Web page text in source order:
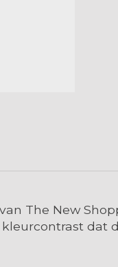
The New
dat